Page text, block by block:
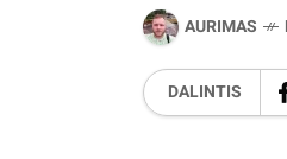
AURIMAS
DALINTIS